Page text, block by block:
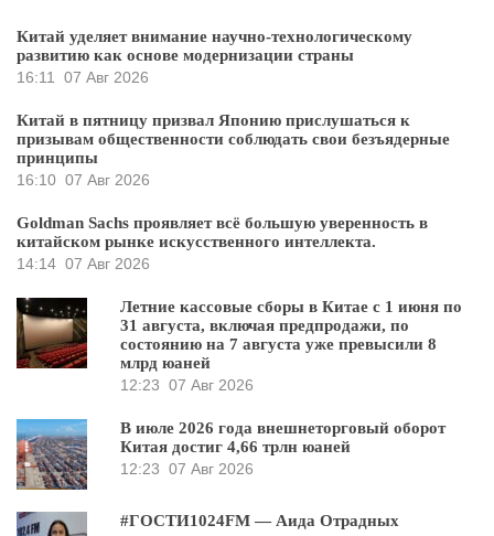
Китай уделяет внимание научно-технологическому
развитию как основе модернизации страны
16:11
07 Авг 2026
Китай в пятницу призвал Японию прислушаться к
призывам общественности соблюдать свои безъядерные
принципы
16:10 07 Авг 2026
Goldman Sachs проявляет всё большую уверенность в
китайском рынке искусственного интеллекта.
14:14 07 Авг 2026
Летние кассовые сборы в Китае с 1 июня по
31 августа, включая предпродажи, по
состоянию на 7 августа уже превысили 8
млрд юаней
12:23 07 Авг 2026
В июле 2026 года внешнеторговый оборот
Китая достиг 4,66 трлн юаней
12:23 07 Авг 2026
#ГОСТИ1024FM — Аида Отрадных